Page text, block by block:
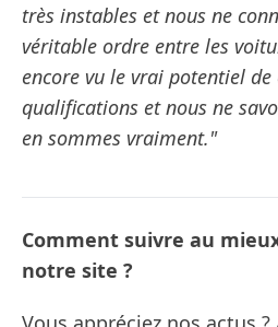
très instables et nous ne
véritable ordre entre les
encore vu le vrai potentiel de
qualifications et nous ne
en sommes vraiment."
Comment suivre au
notre site ?